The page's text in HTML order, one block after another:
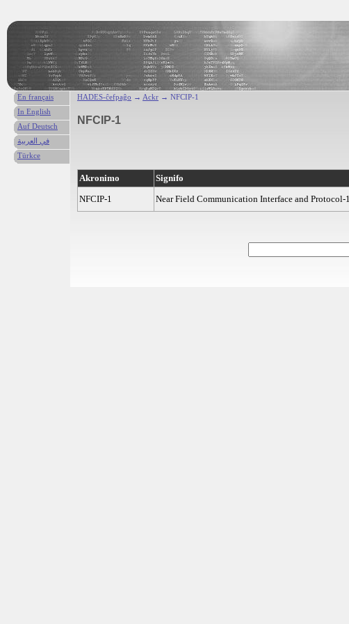
HADES-ĉefpaĝo → Ackr → NFCIP-1
NFCIP-1
Akronimo Signifo
NFCIP-1
Near Field Communication Interface and Protocol-1
En français
In English
Auf Deutsch
في العربية
Türkce